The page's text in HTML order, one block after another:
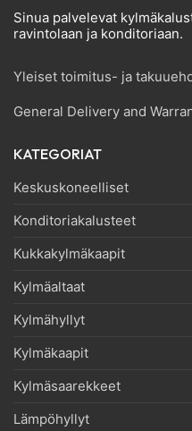
Sinua palvelevat
ravintolaan ja konditoriaan.
Yleiset toimitus- ja
General Delivery and
KATEGORIAT
Keskuskoneelliset
Konditoriakalusteet
Kukkakylmäkaapit
Kylmäaltaat
Kylmähyllyt
Kylmäkaapit
Kylmäsaarekkeet
Lämpöhyllyt